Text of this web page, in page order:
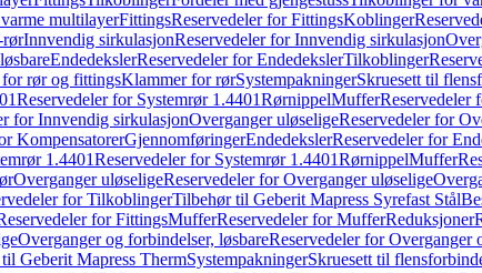
multilayerFittingsReservedeler for FittingsKoblinger
rørInnvendig sirkulasjonReservedeler for Innvendig sirkulasjon
EndedekslerReservedeler for EndedekslerTilkoblinger
rør og fittingsKlammer for rørSystempakningerSkruesett til
Reservedeler for Systemrør 1.4401RørnippelMufferReservedeler
for Innvendig sirkulasjonOverganger uløseligeReservedeler for
KompensatorerGjennomføringerEndedekslerReservedeler for
1.4401Reservedeler for Systemrør 1.4401RørnippelMuffer
Overganger uløseligeReservedeler for Overganger uløselige
for TilkoblingerTilbehør til Geberit Mapress Syrefast Stål
for FittingsMufferReservedeler for MufferReduksjoner
Overganger og forbindelser, løsbareReservedeler for Overganger
Geberit Mapress ThermSystempakningerSkruesett til